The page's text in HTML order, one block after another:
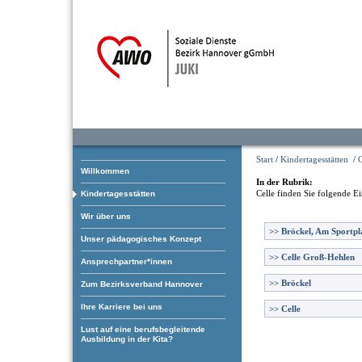
Willkommen
Kindertagesstätten
Wir über uns
Unser pädagogisches Konzept
Ansprechpartner*innen
Zum Bezirksverband Hannover
Ihre Karriere bei uns
Lust auf eine berufsbegleitende
Ausbildung in der Kita?
Start / Kindertagesstätten /
In der Rubrik:
Celle finden Sie folgende
>> Bröckel, Am
>> Celle Groß-Hehlen
>> Bröckel
>> Celle